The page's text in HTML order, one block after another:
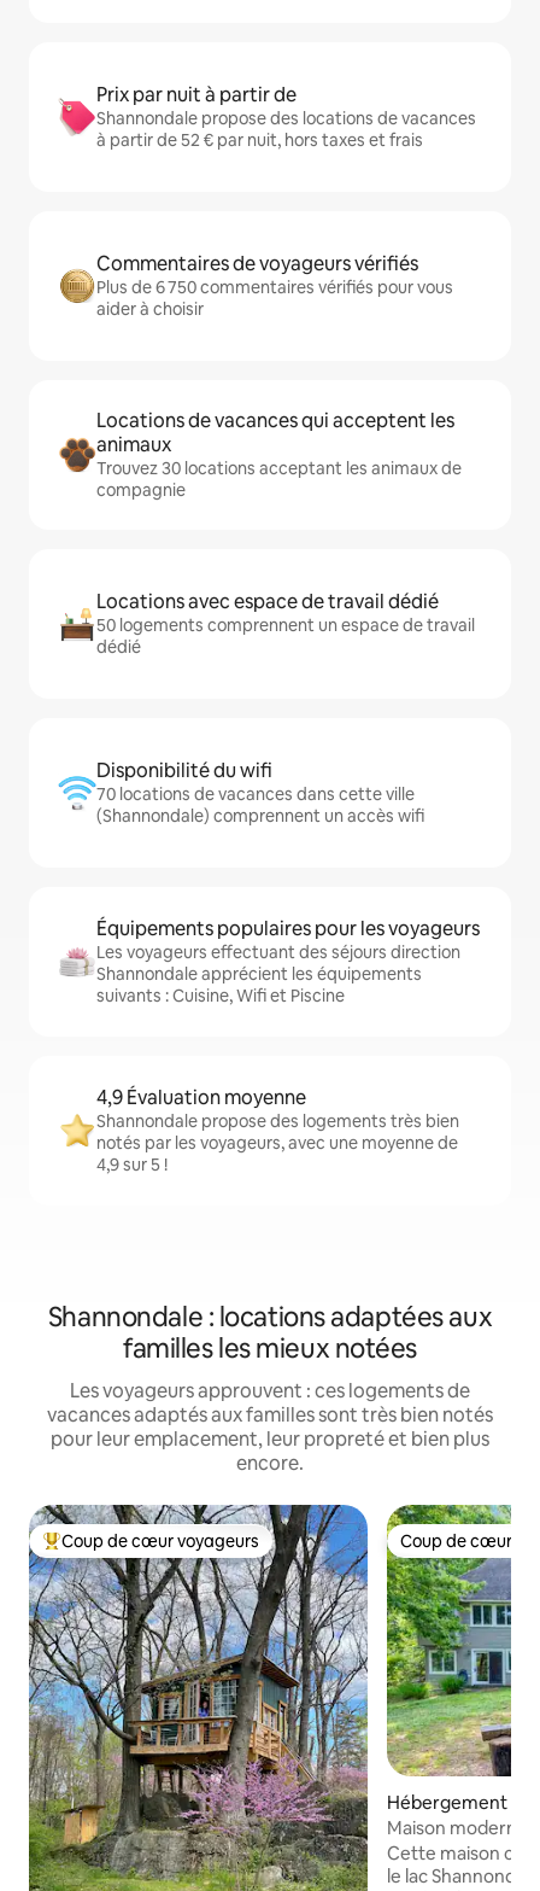
Prix par nuit à partir de
Shannondale propose des locations de vacances
à partir de 52 € par nuit, hors taxes et frais
Commentaires de voyageurs vérifiés
Plus de 6 750 commentaires vérifiés pour vous
aider à choisir
Locations de vacances qui acceptent les
animaux
Trouvez 30 locations acceptant les animaux de
compagnie
Locations avec espace de travail dédié
50 logements comprennent un espace de travail
dédié
Disponibilité du wifi
70 locations de vacances dans cette ville
(Shannondale) comprennent un accès wifi
Équipements populaires pour les voyageurs
Les voyageurs effectuant des séjours direction
Shannondale apprécient les équipements
suivants : Cuisine, Wifi et Piscine
4,9 Évaluation moyenne
Shannondale propose des logements très bien
notés par les voyageurs, avec une moyenne de
4,9 sur 5 !
Shannondale : locations adaptées aux
familles les mieux notées
Les voyageurs approuvent : ces logements de
vacances adaptés aux familles sont très bien notés
pour leur emplacement, leur propreté et bien plus
encore.
Coups de cœur voyageurs les plus appréciés
Coup de cœur voyageurs Coup de cœur
Coup de cœur
Hébergement ⋅
ry
Maison moderne
privé près de
Cette maison
le lac